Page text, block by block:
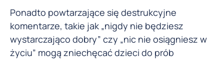
Ponadto powtarzające się destrukcyjne
komentarze, takie jak „nigdy nie będziesz
wystarczająco dobry” czy „nic nie osiągniesz w
życiu” mogą zniechęcać dzieci do prób